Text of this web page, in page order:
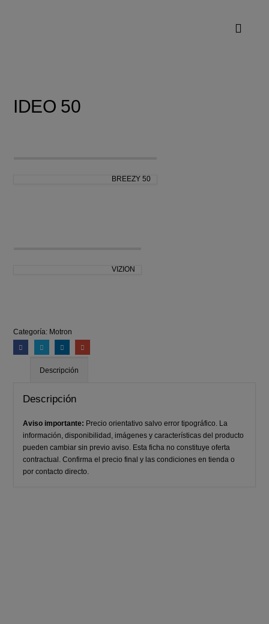
IDEO 50
BREEZY 50
VIZION
Categoría: Motron
Descripción
Descripción
Aviso importante: Precio orientativo salvo error tipográfico. La
información, disponibilidad, imágenes y características del producto
pueden cambiar sin previo aviso. Esta ficha no constituye oferta
contractual. Confirma el precio final y las condiciones en tienda o
por contacto directo.